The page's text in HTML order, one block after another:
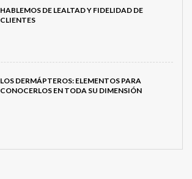
HABLEMOS DE LEALTAD Y FIDELIDAD DE
CLIENTES
LOS DERMÁPTEROS: ELEMENTOS PARA
CONOCERLOS EN TODA SU DIMENSIÓN